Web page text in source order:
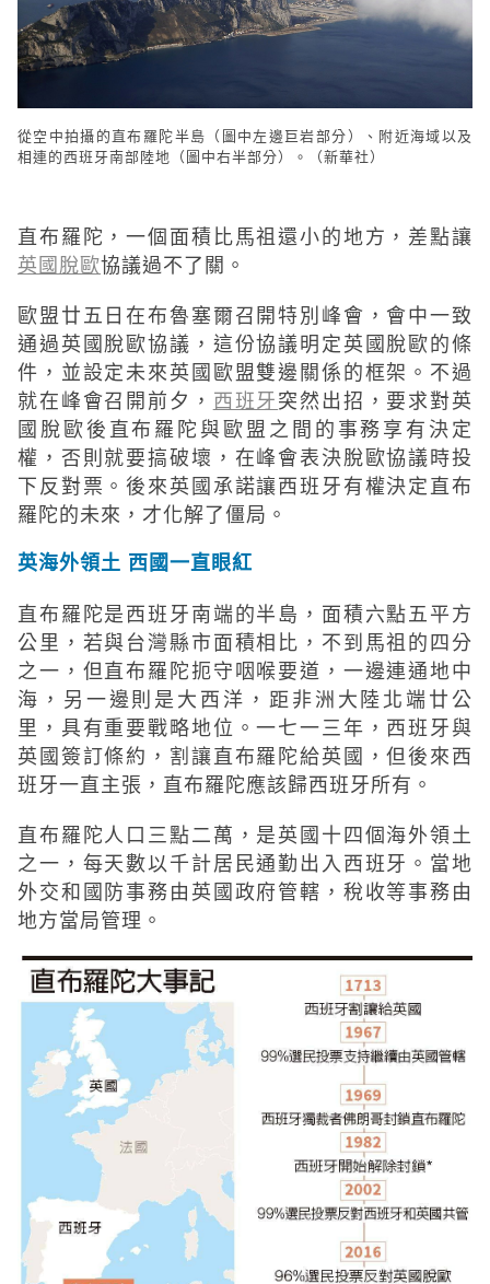
從空中拍攝的直布羅陀半島（圖中左邊巨岩部分）、附近海域以及
相連的西班牙南部陸地（圖中右半部分）。（新華社）
直布羅陀，一個面積比馬祖還小的地方，差點讓
英國脫歐協議過不了關。
歐盟廿五日在布魯塞爾召開特別峰會，會中一致
通過英國脫歐協議，這份協議明定英國脫歐的條
件，並設定未來英國歐盟雙邊關係的框架。不過
就在峰會召開前夕， 西班牙突然出招，要求對英
國脫歐後直布羅陀與歐盟之間的事務享有決定
權，否則就要搞破壞，在峰會表決脫歐協議時投
下反對票。後來英國承諾讓西班牙有權決定直布
羅陀的未來，才化解了僵局。
英海外領土 西國一直眼紅
直布羅陀是西班牙南端的半島，面積六點五平方
公里，若與台灣縣市面積相比，不到馬祖的四分
之一，但直布羅陀扼守咽喉要道，一邊連通地中
海，另一邊則是大西洋，距非洲大陸北端廿公
里，具有重要戰略地位。一七一三年，西班牙與
英國簽訂條約，割讓直布羅陀給英國，但後來西
班牙一直主張，直布羅陀應該歸西班牙所有。
直布羅陀人口三點二萬，是英國十四個海外領土
之一，每天數以千計居民通勤出入西班牙。當地
外交和國防事務由英國政府管轄，稅收等事務由
地方當局管理。